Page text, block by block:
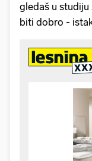
gledaš u studiju
biti dobro -